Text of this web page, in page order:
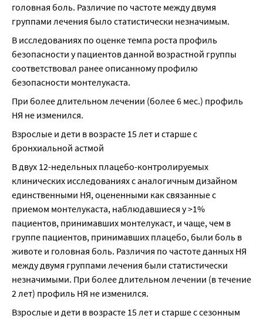
головная боль. Различие по частоте между двумя
группами лечения было статистически незначимым.
В исследованиях по оценке темпа роста профиль
безопасности у пациентов данной возрастной группы
соответствовал ранее описанному профилю
безопасности монтелукаста.
При более длительном лечении (более 6 мес.) профиль
НЯ не изменился.
Взрослые и дети в возрасте 15 лет и старше с
бронхиальной астмой
В двух 12-недельных плацебо-контролируемых
клинических исследованиях с аналогичным дизайном
единственными НЯ, оцененными как связанные с
приемом монтелукаста, наблюдавшиеся у >1%
пациентов, принимавших монтелукаст, и чаще, чем в
группе пациентов, принимавших плацебо, были боль в
животе и головная боль. Различия по частоте данных НЯ
между двумя группами лечения были статистически
незначимыми. При более длительном лечении (в течение
2 лет) профиль НЯ не изменился.
Взрослые и дети в возрасте 15 лет и старше с сезонным